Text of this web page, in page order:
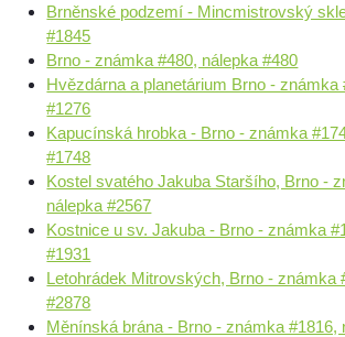
Brněnské podzemí - Mincmistrovský
#1845
Brno - známka #480, nálepka #480
Hvězdárna a planetárium Brno - známka
#1276
Kapucínská hrobka - Brno - známka
#1748
Kostel svatého Jakuba Staršího, Brno -
nálepka #2567
Kostnice u sv. Jakuba - Brno - známka
#1931
Letohrádek Mitrovských, Brno - známka
#2878
Měnínská brána - Brno - známka #1816,